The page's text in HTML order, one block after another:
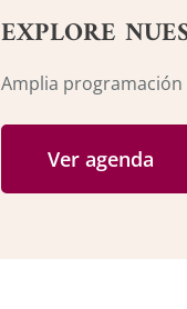
EXPLORE
Amplia programación
Ver agenda